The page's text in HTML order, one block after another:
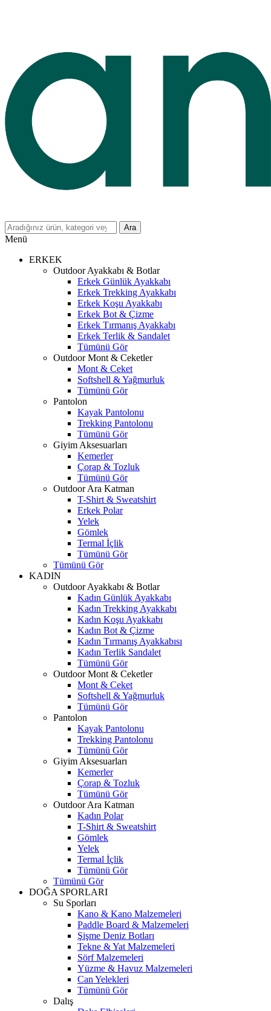
Ara
Menü
ERKEK
Outdoor Ayakkabı & Botlar
Erkek Günlük Ayakkabı
Erkek Trekking Ayakkabı
Erkek Koşu Ayakkabı
Erkek Bot & Çizme
Erkek Tırmanış Ayakkabı
Erkek Terlik & Sandalet
Tümünü Gör
Outdoor Mont & Ceketler
Mont & Ceket
Softshell & Yağmurluk
Tümünü Gör
Pantolon
Kayak Pantolonu
Trekking Pantolonu
Tümünü Gör
Giyim Aksesuarları
Kemerler
Çorap & Tozluk
Tümünü Gör
Outdoor Ara Katman
T-Shirt & Sweatshirt
Erkek Polar
Yelek
Gömlek
Termal İçlik
Tümünü Gör
Tümünü Gör
KADIN
Outdoor Ayakkabı & Botlar
Kadın Günlük Ayakkabı
Kadın Trekking Ayakkabı
Kadın Koşu Ayakkabı
Kadın Bot & Çizme
Kadın Tırmanış Ayakkabısı
Kadın Terlik Sandalet
Tümünü Gör
Outdoor Mont & Ceketler
Mont & Ceket
Softshell & Yağmurluk
Tümünü Gör
Pantolon
Kayak Pantolonu
Trekking Pantolonu
Tümünü Gör
Giyim Aksesuarları
Kemerler
Çorap & Tozluk
Tümünü Gör
Outdoor Ara Katman
Kadın Polar
T-Shirt & Sweatshirt
Gömlek
Yelek
Termal İçlik
Tümünü Gör
Tümünü Gör
DOĞA SPORLARI
Su Sporları
Kano & Kano Malzemeleri
Paddle Board & Malzemeleri
Şişme Deniz Botları
Tekne & Yat Malzemeleri
Sörf Malzemeleri
Yüzme & Havuz Malzemeleri
Can Yelekleri
Tümünü Gör
Dalış